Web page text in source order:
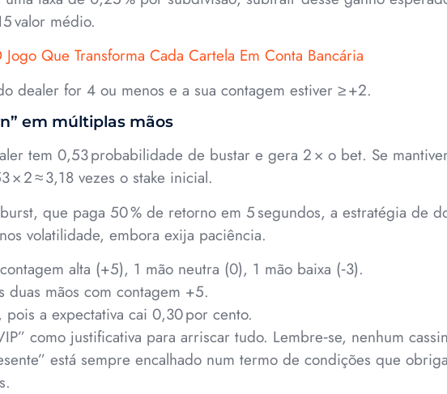
valor médio.
Que Transforma Cada Cartela Em Conta Bancária
dealer for 4 ou menos e a sua contagem estiver ≥ +2.
em múltiplas mãos
tem 0,53 probabilidade de bustar e gera 2 × o bet. Se
2 ≈ 3,18 vezes o stake inicial.
que paga 50 % de retorno em 5 segundos, a estratégia de
volatilidade, embora exija paciência.
alta (+5), 1 mão neutra (0), 1 mão baixa (‑3).
duas mãos com contagem +5.
pois a expectativa cai 0,30 por cento.
como justificativa para arriscar tudo. Lembre‑se, nenhum
está sempre encalhado num termo de condições que